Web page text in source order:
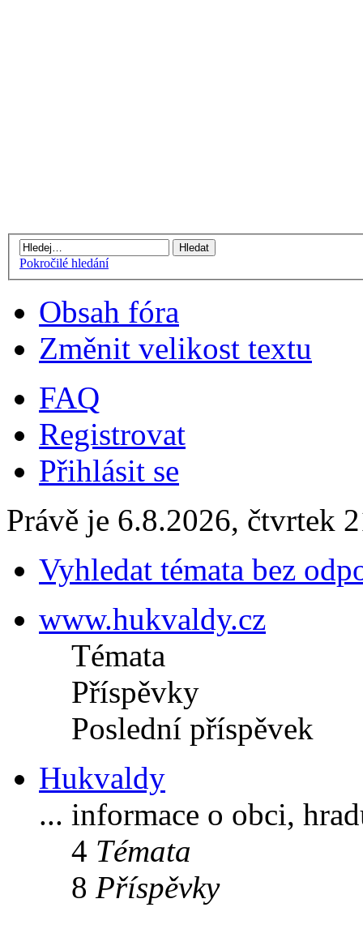
Pokročilé hledání
Obsah fóra
Změnit velikost textu
FAQ
Registrovat
Přihlásit se
Právě je 6.8.2026, čtvrtek
Vyhledat témata bez
www.hukvaldy.cz
Témata
Příspěvky
Poslední příspěvek
Hukvaldy
... informace o obci,
4 Témata
8 Příspěvky